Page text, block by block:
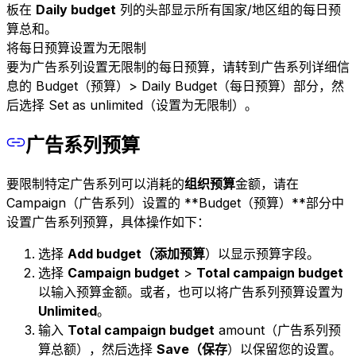
板在 Daily budget 列的头部显示所有国家/地区组的每日预
算总和。
将每日预算设置为无限制
要为广告系列设置无限制的每日预算，请转到广告系列详细信
息的 Budget（预算）> Daily Budget（每日预算）部分，然
后选择 Set as unlimited（设置为无限制）。
广告系列预算
要限制特定广告系列可以消耗的组织预算金额，请在
Campaign（广告系列）设置的 **Budget（预算）**部分中
设置广告系列预算，具体操作如下：
选择 Add budget（添加预算）以显示预算字段。
选择 Campaign budget > Total campaign budget
以输入预算金额。或者，也可以将广告系列预算设置为
Unlimited。
输入 Total campaign budget amount（广告系列预
算总额），然后选择 Save（保存）以保留您的设置。